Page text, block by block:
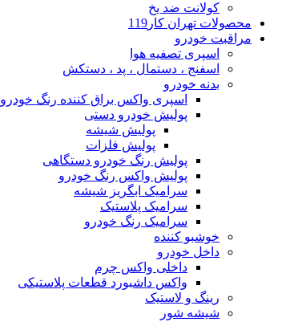
کولانت ضد یخ
محصولات تهران کار119
مراقبت خودرو
اسپری تصفیه هوا
اسفنج ، دستمال ، پد ، دستکش
بدنه خودرو
اسپری واکس براق کننده رنگ خودرو
پولیش خودرو دستی
پولیش شیشه
پولیش فلزات
پولیش رنگ خودرو دستگاهی
پولیش واکس رنگ خودرو
سرامیک ابگریز شیشه
سرامیک پلاستیک
سرامیک رنگ خودرو
خوشبو کننده
داخل خودرو
داخلی واکس چرم
واکس داشبورد قطعات پلاستیکی
رینگ و لاستیک
شیشه شور